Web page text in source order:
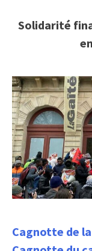
Solidarité
Cagnotte de